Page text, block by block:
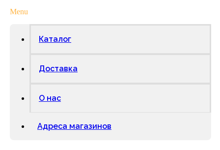
Menu
Каталог
Доставка
О нас
Адреса магазинов